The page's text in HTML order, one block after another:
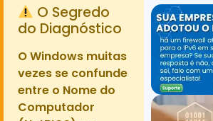
O Segredo
do Diagnóstico
O Windows muitas
vezes se confunde
entre o Nome do
Computador